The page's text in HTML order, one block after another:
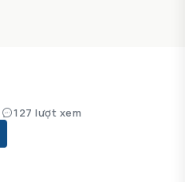
127 lượt xem